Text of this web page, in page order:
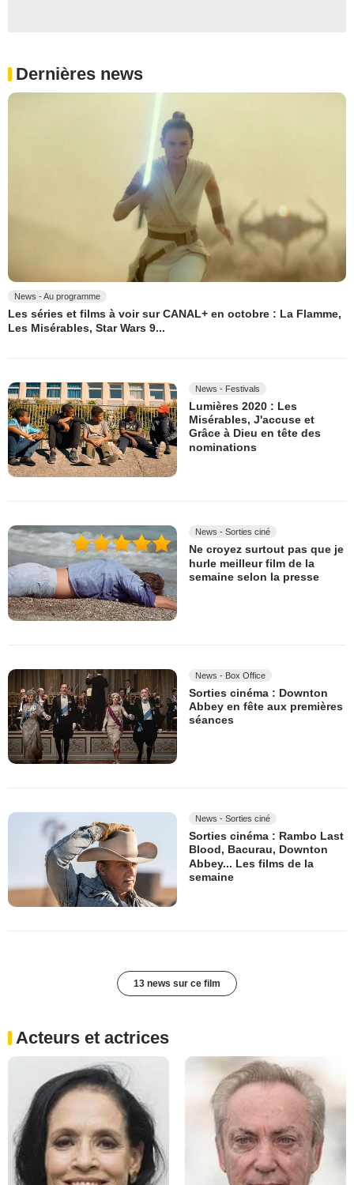
Dernières news
News - Au programme
Les séries et films à voir sur CANAL+ en octobre : La Flamme,
Les Misérables, Star Wars 9...
News - Festivals
Lumières 2020 : Les
Misérables, J'accuse et
Grâce à Dieu en tête des
nominations
News - Sorties ciné
Ne croyez surtout pas que je
hurle meilleur film de la
semaine selon la presse
News - Box Office
Sorties cinéma : Downton
Abbey en fête aux premières
séances
News - Sorties ciné
Sorties cinéma : Rambo Last
Blood, Bacurau, Downton
Abbey... Les films de la
semaine
13 news sur ce film
Acteurs et actrices